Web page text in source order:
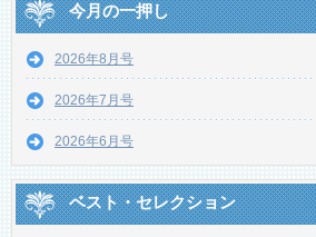
今月の一押し
2026年8月号
2026年7月号
2026年6月号
ベスト・セレクション